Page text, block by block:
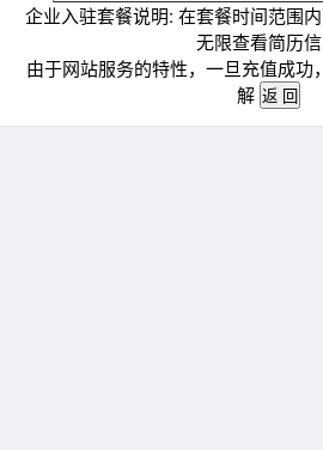
企业入驻套餐说明: 在套餐时间范围
无限查看简历
由于网站服务的特性，一旦充值成功
解